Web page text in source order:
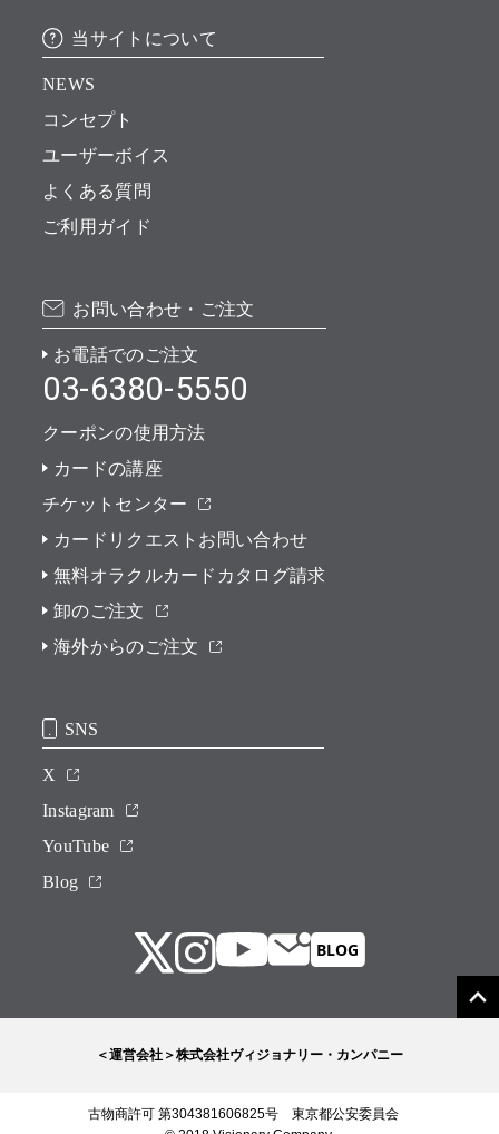
当サイトについて
NEWS
コンセプト
ユーザーボイス
よくある質問
ご利用ガイド
お問い合わせ・ご注文
お電話でのご注文
03-6380-5550
クーポンの使用方法
カードの講座
チケットセンター
カードリクエストお問い合わせ
無料オラクルカードカタログ請求
卸のご注文
海外からのご注文
SNS
X
Instagram
YouTube
Blog
＜運営会社＞株式会社ヴィジョナリー・カンパニー
古物商許可 第304381606825号 東京都公安委員会